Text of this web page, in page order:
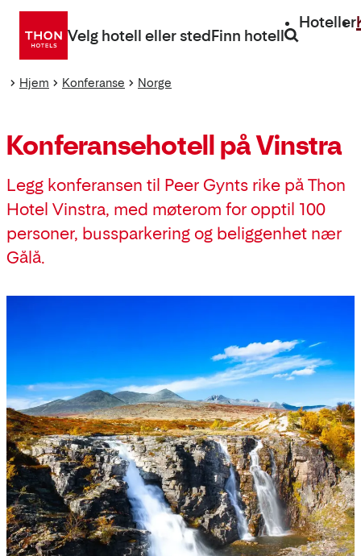
Gå
direkte
Velg hotell eller stedFinn hotell
Hoteller
Hjem Konferanse Norge
Konferansehotell på Vinstra
Legg konferansen til Peer Gynts rike på Thon
Hotel Vinstra, med møterom for opptil 100
personer, bussparkering og beliggenhet nær
Gålå.